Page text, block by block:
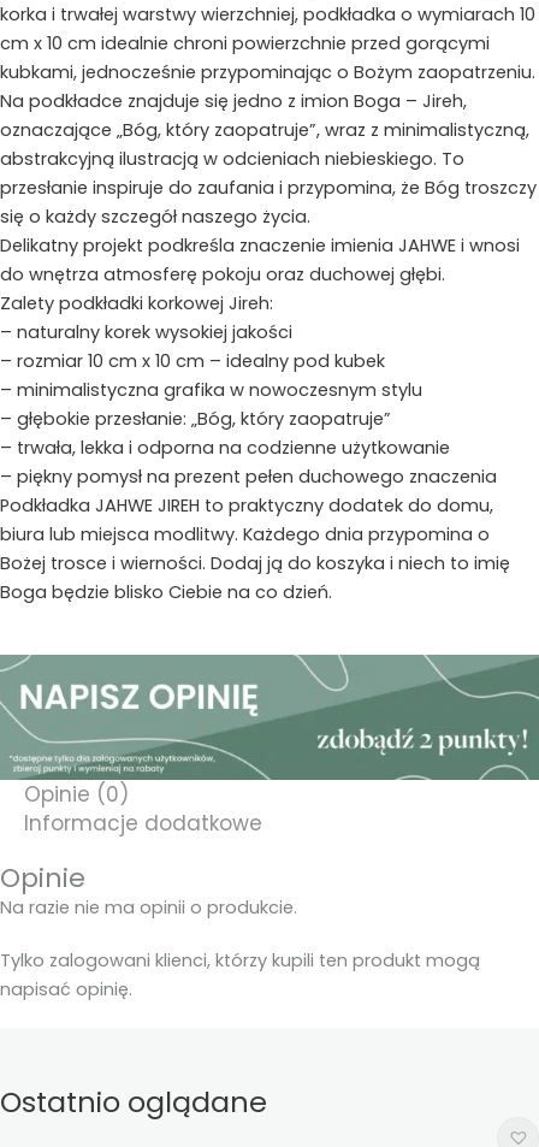
korka i trwałej warstwy wierzchniej, podkładka o wymiarach 10
cm x 10 cm idealnie chroni powierzchnie przed gorącymi
kubkami, jednocześnie przypominając o Bożym zaopatrzeniu.
Na podkładce znajduje się jedno z imion Boga – Jireh,
oznaczające „Bóg, który zaopatruje”, wraz z minimalistyczną,
abstrakcyjną ilustracją w odcieniach niebieskiego. To
przesłanie inspiruje do zaufania i przypomina, że Bóg troszczy
się o każdy szczegół naszego życia.
Delikatny projekt podkreśla znaczenie imienia JAHWE i wnosi
do wnętrza atmosferę pokoju oraz duchowej głębi.
Zalety podkładki korkowej Jireh:
– naturalny korek wysokiej jakości
– rozmiar 10 cm x 10 cm – idealny pod kubek
– minimalistyczna grafika w nowoczesnym stylu
– głębokie przesłanie: „Bóg, który zaopatruje”
– trwała, lekka i odporna na codzienne użytkowanie
– piękny pomysł na prezent pełen duchowego znaczenia
Podkładka JAHWE JIREH to praktyczny dodatek do domu,
biura lub miejsca modlitwy. Każdego dnia przypomina o
Bożej trosce i wierności. Dodaj ją do koszyka i niech to imię
Boga będzie blisko Ciebie na co dzień.
Opinie (0)
Informacje dodatkowe
Opinie
Na razie nie ma opinii o produkcie.
Tylko zalogowani klienci, którzy kupili ten produkt mogą
napisać opinię.
Ostatnio oglądane